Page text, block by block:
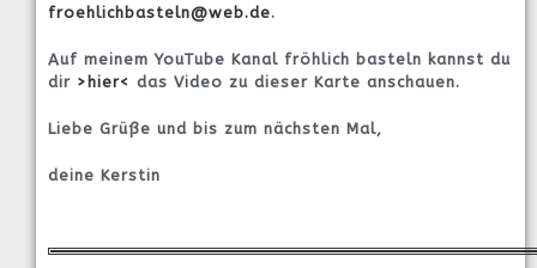
froehlichbasteln@web.de.
Auf meinem YouTube Kanal fröhlich basteln kannst du
dir >hier< das Video zu dieser Karte anschauen.
Liebe Grüße und bis zum nächsten Mal,
deine Kerstin